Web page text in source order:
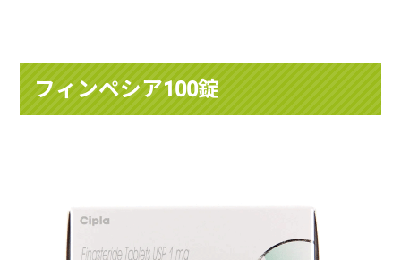
フィンペシア100錠